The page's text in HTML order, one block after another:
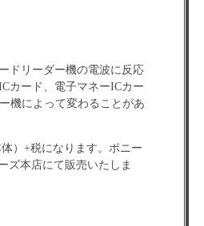
ドリーダー機の電波に反応
カード、電子マネーICカー
機によって変わることがあ
）+税になります。ポニー
ズ本店にて販売いたしま